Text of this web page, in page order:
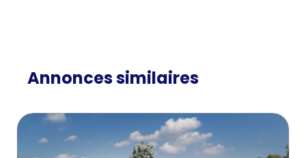
Annonces similaires